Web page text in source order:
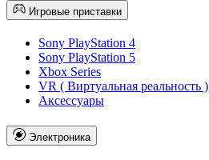
Игровые приставки
Sony PlayStation 4
Sony PlayStation 5
Xbox Series
VR ( Виртуальная реальность )
Аксессуары
Электроника